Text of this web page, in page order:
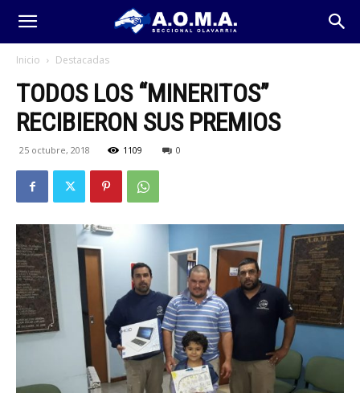
Inicio Destacadas
TODOS LOS “MINERITOS”
RECIBIERON SUS PREMIOS
25 octubre, 2018 1109 0